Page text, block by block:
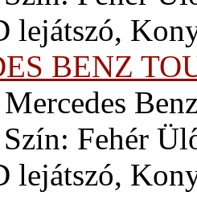
lejátszó,
BENZ
Fehér
lejátszó,